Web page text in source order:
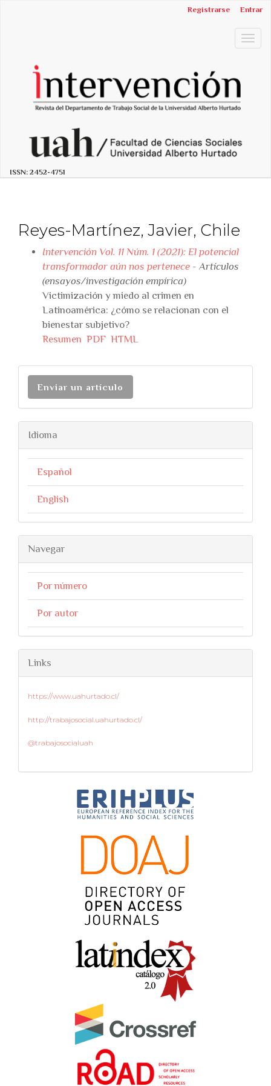
##plugins.themes.bootstrap3.accessible_menu.label##
Registrarse Entrar
ISSN: 2452-4751
Reyes-Martínez, Javier, Chile
Intervención Vol. 11 Núm. 1 (2021): El potencial
transformador aún nos pertenece - Artículos
(ensayos/investigación empírica)
Victimización y miedo al crimen en
Latinoamérica: ¿cómo se relacionan con el
bienestar subjetivo?
Resumen PDF HTML
Enviar un artículo
Idioma
Español
English
Navegar
Por número
Por autor
Links
https://www.uahurtado.cl/
http://trabajosocial.uahurtado.cl/
@trabajosocialuah